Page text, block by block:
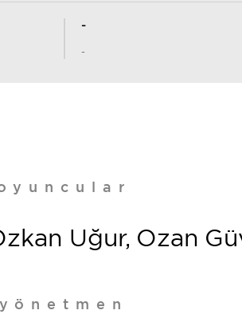
-
-
Uğur, Ozan
yönetmen